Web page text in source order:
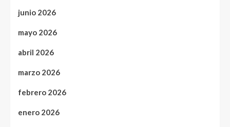
junio 2026
mayo 2026
abril 2026
marzo 2026
febrero 2026
enero 2026